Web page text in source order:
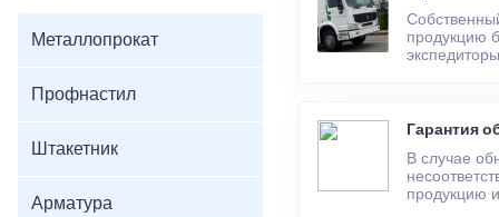
Металлопрокат
Профнастил
Штакетник
Арматура
продукцию
Гарантия
В случае
продукцию